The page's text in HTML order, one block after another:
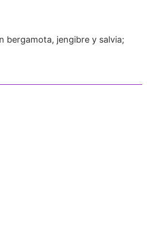
bergamota, jengibre y salvia;